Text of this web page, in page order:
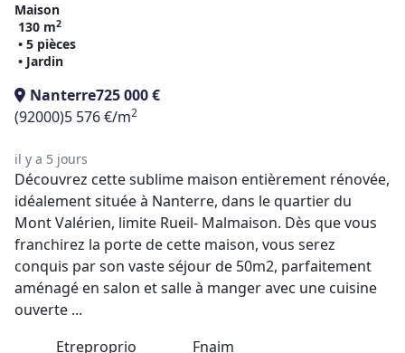
Maison
130 m2
• 5 pièces
• Jardin
Nanterre725 000 €
(92000)5 576 €/m2
il y a 5 jours
Découvrez cette sublime maison entièrement rénovée,
idéalement située à Nanterre, dans le quartier du
Mont Valérien, limite Rueil- Malmaison. Dès que vous
franchirez la porte de cette maison, vous serez
conquis par son vaste séjour de 50m2, parfaitement
aménagé en salon et salle à manger avec une cuisine
ouverte ...
Etreproprio
Fnaim